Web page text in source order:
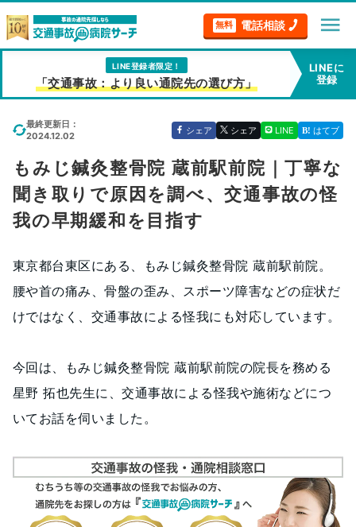
無料 電話相談 menu
LINE登録者限定！
「交通事故：より良い通院先の選び方」
LINEに
登録
最終更新日：
2024.12.02
シェア シェア LINE はてブ
もみじ鍼灸整骨院 蔵前駅前院｜丁寧な
聞き取りで原因を調べ、交通事故の怪
我の早期緩和を目指す
東京都台東区にある、もみじ鍼灸整骨院 蔵前駅前院。
腰や首の痛み、骨盤の歪み、スポーツ障害などの症状だ
けではなく、交通事故による怪我にも対応しています。
今回は、もみじ鍼灸整骨院 蔵前駅前院の院長を務める
星野 拓也先生に、交通事故による怪我や施術などにつ
いてお話を伺いました。